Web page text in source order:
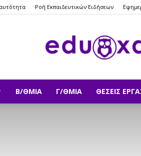
Ροή Εκπαιδευτικών Ειδήσεων
Β/ΘΜΙΑ Γ/ΘΜΙΑ ΘΈΣΕΙΣ